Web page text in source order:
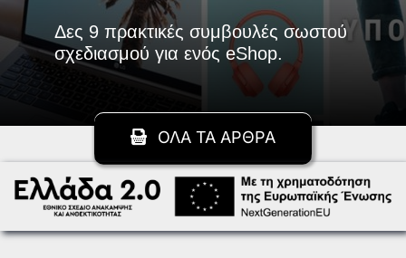
Δες 9 πρακτικές συμβουλές σωστού
σχεδιασμού για ενός eShop.
ΟΛΑ ΤΑ ΑΡΘΡΑ